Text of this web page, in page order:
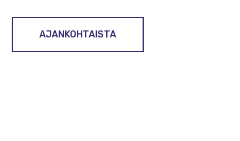
AJANKOHTAISTA